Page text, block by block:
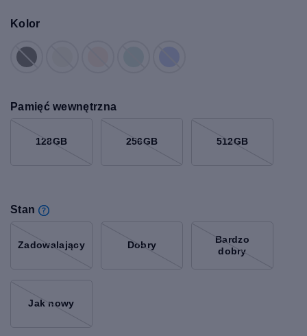
Kolor
Pamięć wewnętrzna
128GB 256GB 512GB
Stan
Zadowalający Dobry
Bardzo
dobry
Jak nowy